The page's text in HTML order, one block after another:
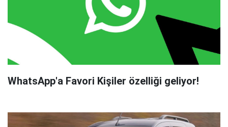
WhatsApp'a Favori Kişiler özelliği geliyor!